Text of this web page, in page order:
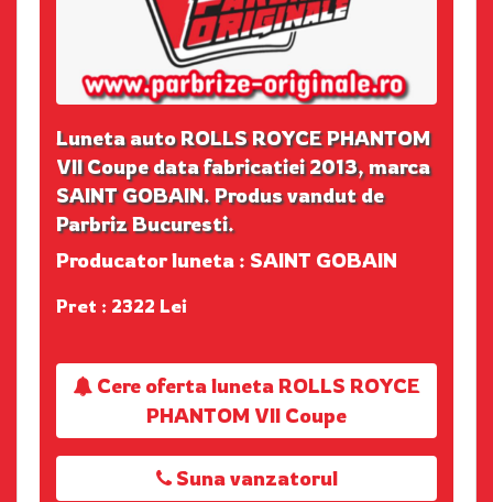
Luneta auto ROLLS ROYCE PHANTOM
VII Coupe data fabricatiei 2013, marca
SAINT GOBAIN. Produs vandut de
Parbriz Bucuresti.
Producator luneta : SAINT GOBAIN
Pret : 2322 Lei
Cere oferta luneta ROLLS ROYCE
PHANTOM VII Coupe
Suna vanzatorul